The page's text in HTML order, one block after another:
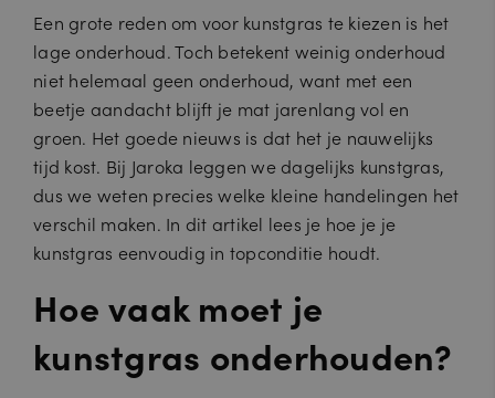
Een grote reden om voor kunstgras te kiezen is het
lage onderhoud. Toch betekent weinig onderhoud
niet helemaal geen onderhoud, want met een
beetje aandacht blijft je mat jarenlang vol en
groen. Het goede nieuws is dat het je nauwelijks
tijd kost. Bij Jaroka leggen we dagelijks kunstgras,
dus we weten precies welke kleine handelingen het
verschil maken. In dit artikel lees je hoe je je
kunstgras eenvoudig in topconditie houdt.
Hoe vaak moet je
kunstgras onderhouden?